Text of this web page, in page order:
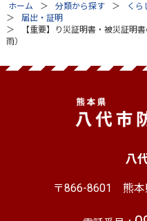
ホーム 分類から探す くら
届出・証明
【重要】り災証明書・被災証明
雨）
八
〒866-8601 熊本